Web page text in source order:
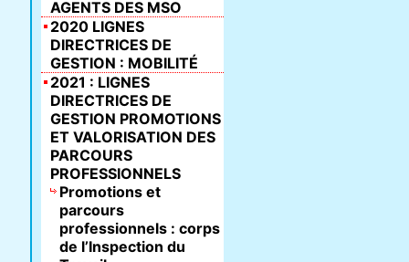
AGENTS DES MSO
2020 LIGNES
DIRECTRICES DE
GESTION : MOBILITÉ
2021 : LIGNES
DIRECTRICES DE
GESTION PROMOTIONS
ET VALORISATION DES
PARCOURS
PROFESSIONNELS
Promotions et
parcours
professionnels : corps
de l’Inspection du